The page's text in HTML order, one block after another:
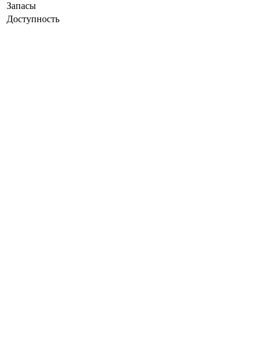
Запасы
Доступность